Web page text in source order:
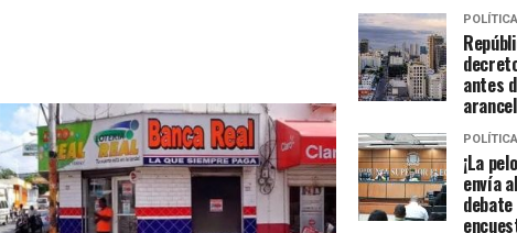
POLÍTICA
antes
POLÍTICA
¡La
envía